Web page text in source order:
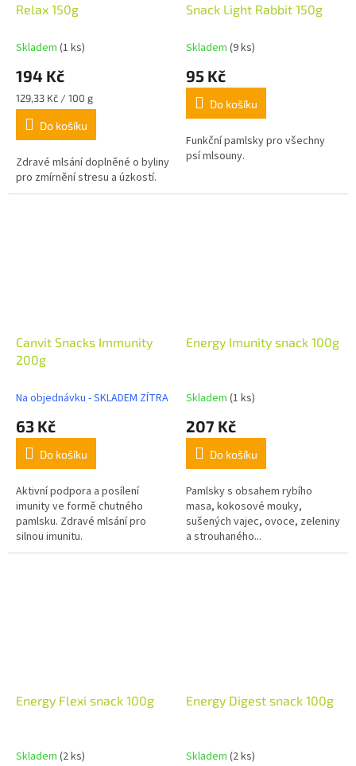
Relax 150g
Skladem (1 ks)
194 Kč
Měrná
cena:
129,33 Kč / 100 g
Do košíku
Zdravé mlsání doplněné o byliny
pro zmírnění stresu a úzkostí.
Snack Light Rabbit 150g
Skladem (9 ks)
95 Kč
Do košíku
Funkční pamlsky pro všechny
psí mlsouny.
Canvit Snacks Immunity
200g
Na objednávku - SKLADEM ZÍTRA
63 Kč
Do košíku
Aktivní podpora a posílení
imunity ve formě chutného
pamlsku. Zdravé mlsání pro
silnou imunitu.
Energy Imunity snack 100g
Skladem (1 ks)
207 Kč
Do košíku
Pamlsky s obsahem rybího
masa, kokosové mouky,
sušených vajec, ovoce, zeleniny
a strouhaného...
Energy Flexi snack 100g
Skladem (2 ks)
Energy Digest snack 100g
Skladem (2 ks)